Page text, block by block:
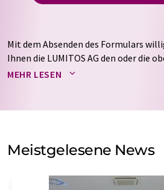
Mit dem Absenden des Formulars
Ihnen die LUMITOS AG den oder die
Newsletter per E-Mail zusendet. Ihre
auf Basis unserer
Meinungsforschung per E-Mail
Einwilligung können Sie jederzeit
Str. 2, 12489 Berlin oder per E-Mail
MEHR LESEN
Meistgelesene News